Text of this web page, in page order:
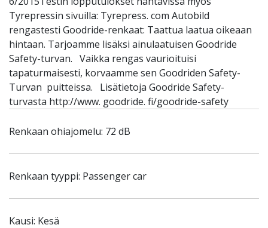
Tyrepressin sivuilla: Tyrepress. com Autobild
rengastesti Goodride-renkaat: Taattua laatua oikeaan
hintaan. Tarjoamme lisäksi ainulaatuisen Goodride
Safety-turvan. Vaikka rengas vaurioituisi
tapaturmaisesti, korvaamme sen Goodriden Safety-
Turvan puitteissa. Lisätietoja Goodride Safety-
turvasta http://www. goodride. fi/goodride-safety
Renkaan ohiajomelu: 72 dB
Renkaan tyyppi: Passenger car
Kausi: Kesä